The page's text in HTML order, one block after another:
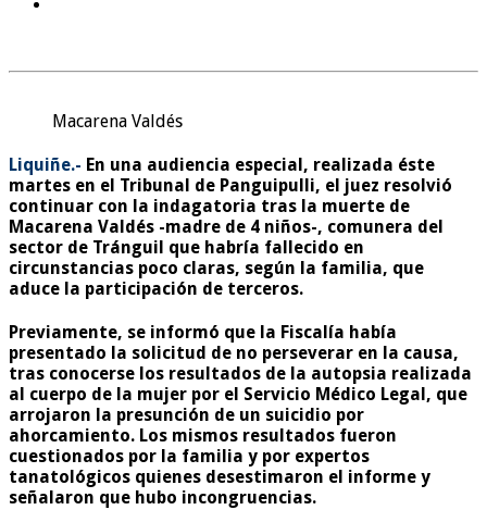
Macarena Valdés
Liquiñe.- En una audiencia especial, realizada éste
martes en el Tribunal de Panguipulli, el juez resolvió
continuar con la indagatoria tras la muerte de
Macarena Valdés -madre de 4 niños-, comunera del
sector de Tránguil que habría fallecido en
circunstancias poco claras, según la familia, que
aduce la participación de terceros.
Previamente, se informó que la Fiscalía había
presentado la solicitud de no perseverar en la causa,
tras conocerse los resultados de la autopsia realizada
al cuerpo de la mujer por el Servicio Médico Legal, que
arrojaron la presunción de un suicidio por
ahorcamiento. Los mismos resultados fueron
cuestionados por la familia y por expertos
tanatológicos quienes desestimaron el informe y
señalaron que hubo incongruencias.